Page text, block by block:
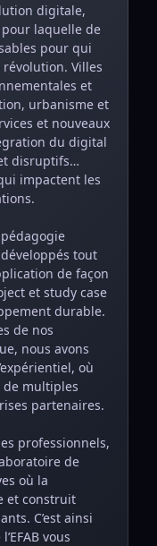
digitale,
laquelle de
pour qui
Villes
et
urbanisme et
et nouveaux
du digital
disruptifs…
impactent les
tout
de façon
et study case
durable.
de nos
nous avons
où
de multiples
partenaires.
professionnels,
de
où la
et construit
C’est ainsi
vous